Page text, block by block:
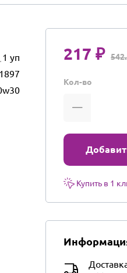
1 уп
1897
217 ₽
Кол-во
Купить в 1